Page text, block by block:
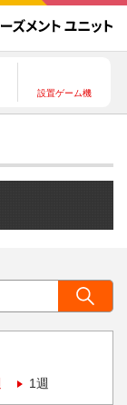
設置ゲーム機
1週